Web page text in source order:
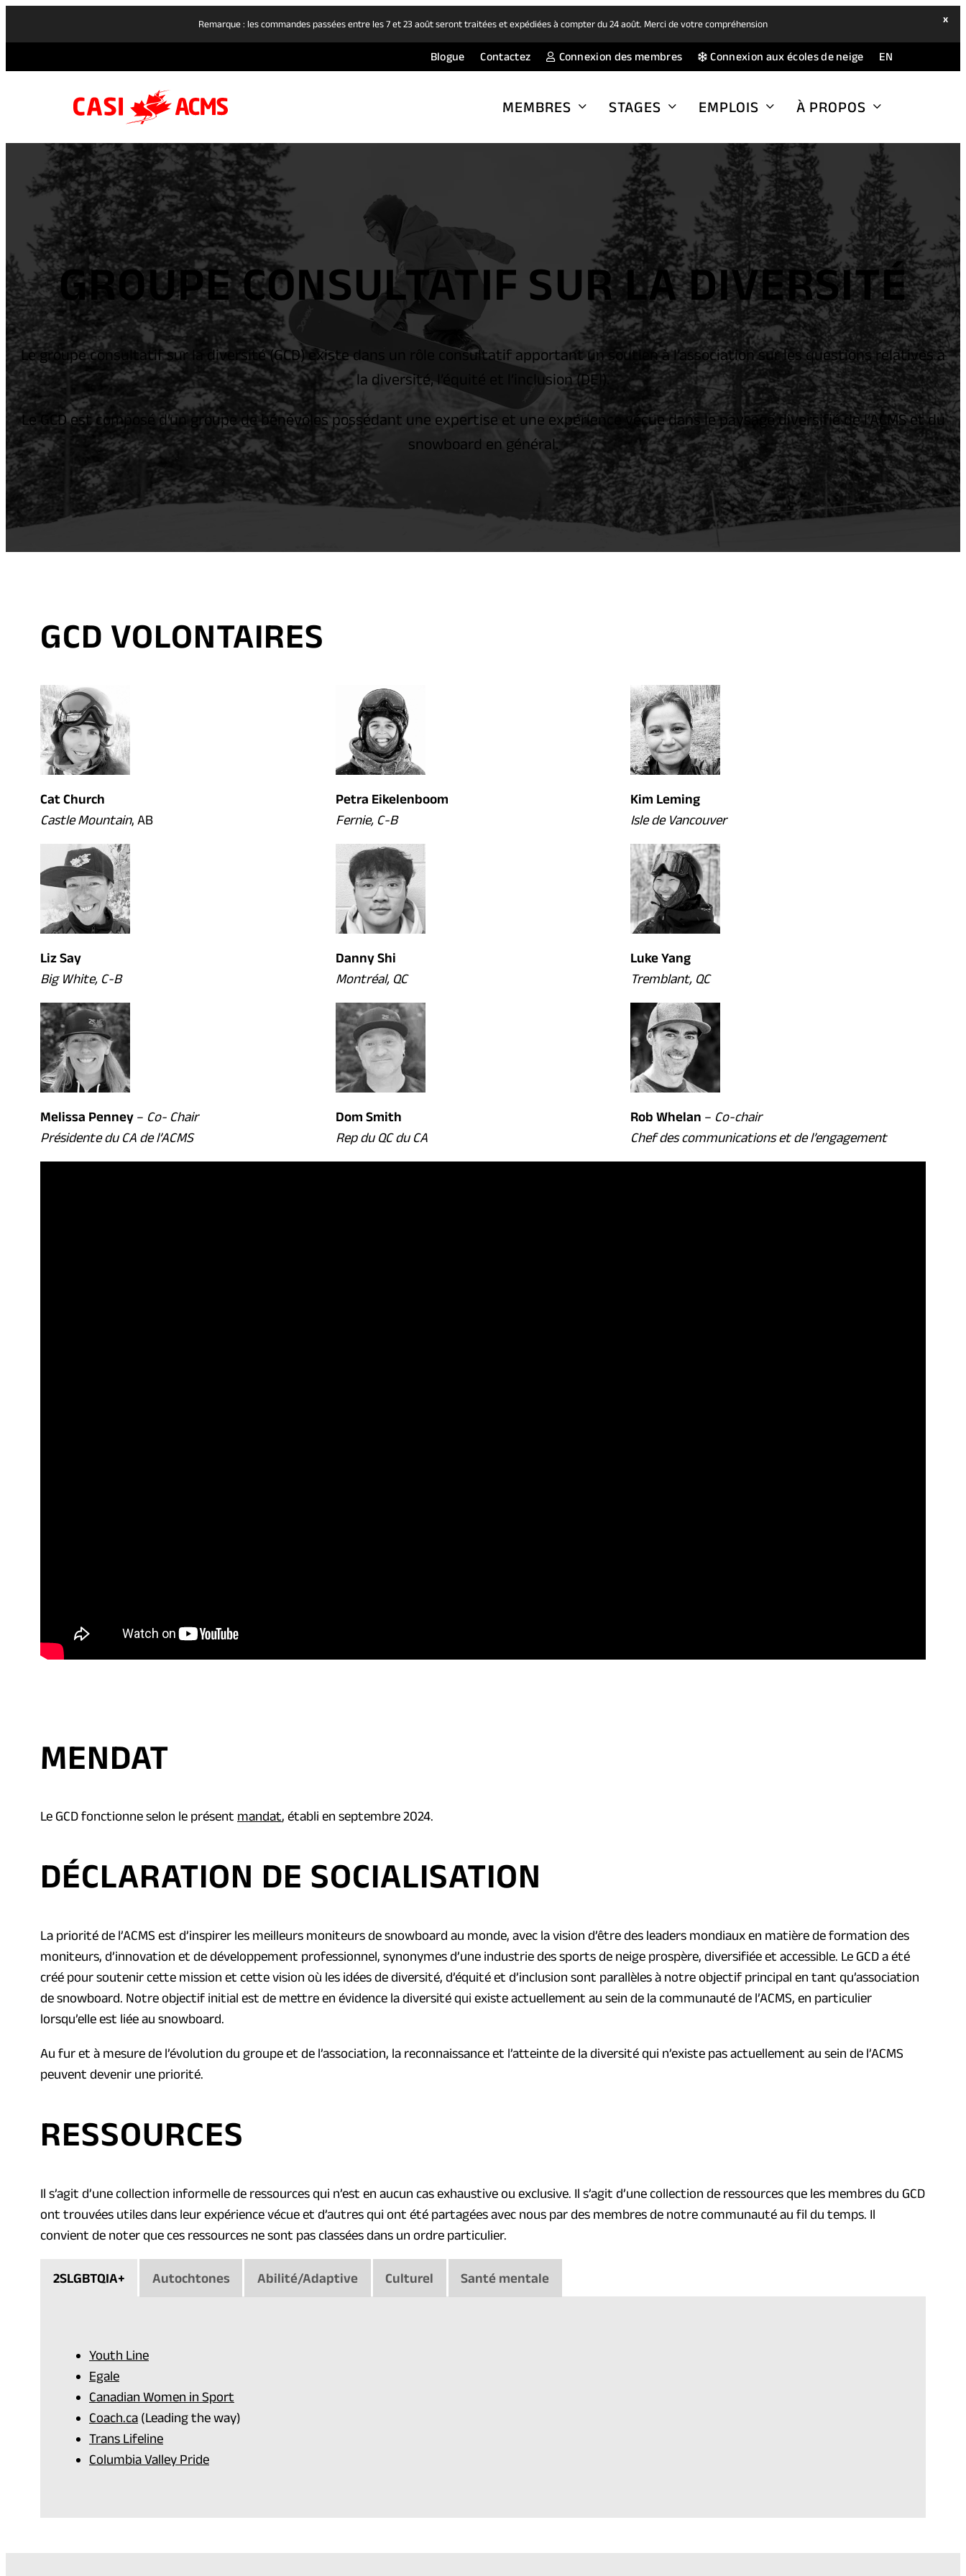
Remarque : les commandes passées entre les 7 et 23 août seront traitées et expédiées à compter du 24 août. Merci de votre compréhension xhide
Blogue Contactez Connexion des membres(opens
in
new
Connexion aux écoles de neige(opens
in
new
EN
MEMBRES STAGES EMPLOIS À PROPOS
GROUPE CONSULTATIF SUR LA DIVERSITÉ
Le groupe consultatif sur la diversité (GCD) existe dans un rôle consultatif apportant un soutien à l’association sur les questions relatives à
la diversité, l’équité et l’inclusion (DEI).
Le GCD est composé d’un groupe de bénévoles possédant une expertise et une expérience vécue dans le paysage diversifié de l’ACMS et du
snowboard en général.
GCD VOLONTAIRES
Cat Church
Castle Mountain, AB
Petra Eikelenboom
Fernie, C-B
Kim Leming
Isle de Vancouver
Liz Say
Big White, C-B
Danny Shi
Montréal, QC
Luke Yang
Tremblant, QC
Melissa Penney – Co- Chair
Présidente du CA de l’ACMS
Dom Smith
Rep du QC du CA
Rob Whelan – Co-chair
Chef des communications et de l’engagement
MENDAT
Le GCD fonctionne selon le présent mandat(
e
P
D
F
)
(
e
i
n
a
n
, établi en septembre 2024.
DÉCLARATION DE SOCIALISATION
La priorité de l’ACMS est d’inspirer les meilleurs moniteurs de snowboard au monde, avec la vision d’être des leaders mondiaux en matière de formation des
moniteurs, d’innovation et de développement professionnel, synonymes d’une industrie des sports de neige prospère, diversifiée et accessible. Le GCD a été
créé pour soutenir cette mission et cette vision où les idées de diversité, d’équité et d’inclusion sont parallèles à notre objectif principal en tant qu’association
de snowboard. Notre objectif initial est de mettre en évidence la diversité qui existe actuellement au sein de la communauté de l’ACMS, en particulier
lorsqu’elle est liée au snowboard.
Au fur et à mesure de l’évolution du groupe et de l’association, la reconnaissance et l’atteinte de la diversité qui n’existe pas actuellement au sein de l’ACMS
peuvent devenir une priorité.
RESSOURCES
Il s’agit d’une collection informelle de ressources qui n’est en aucun cas exhaustive ou exclusive. Il s’agit d’une collection de ressources que les membres du GCD
ont trouvées utiles dans leur expérience vécue et d’autres qui ont été partagées avec nous par des membres de notre communauté au fil du temps. Il
convient de noter que ces ressources ne sont pas classées dans un ordre particulier.
2SLGBTQIA+ Autochtones Abilité/Adaptive Culturel Santé mentale
Youth Line
Egale
Canadian Women in Sport
Coach.ca (Leading the way)
Trans Lifeline
Columbia Valley Pride